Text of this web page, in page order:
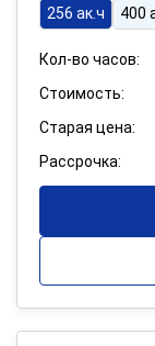
256 ак.ч 400
Кол-во часов:
Стоимость:
Старая цена:
Рассрочка: